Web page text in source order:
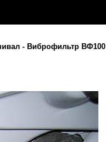
- Виброфильтр ВФ100